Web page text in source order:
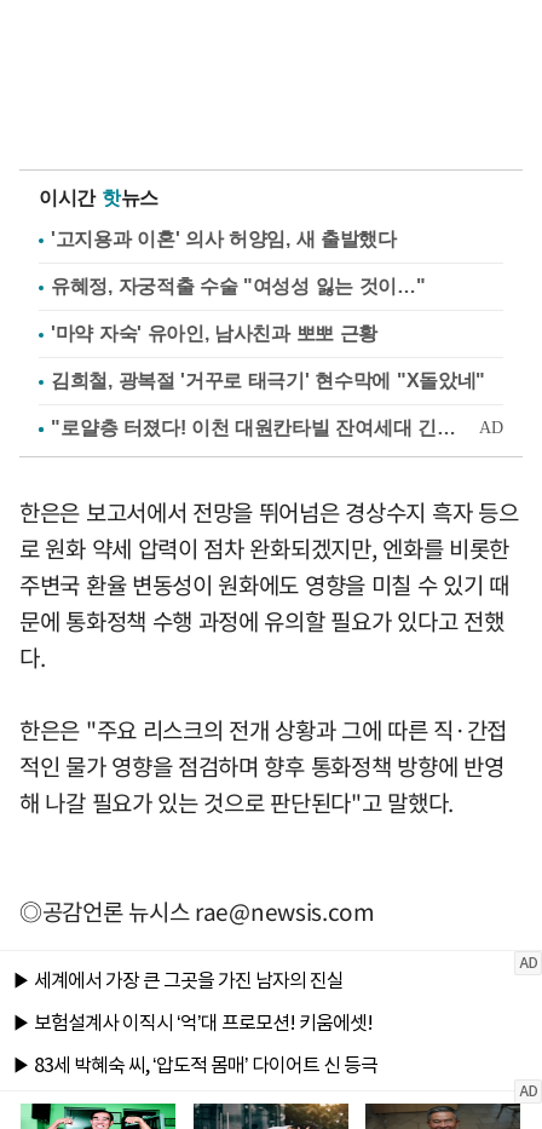
이시간 핫뉴스
'고지용과 이혼' 의사 허양임, 새 출발했다
유혜정, 자궁적출 수술 "여성성 잃는 것이…"
'마약 자숙' 유아인, 남사친과 뽀뽀 근황
김희철, 광복절 '거꾸로 태극기' 현수막에 "X돌았네"
한은은 보고서에서 전망을 뛰어넘은 경상수지 흑자 등으
로 원화 약세 압력이 점차 완화되겠지만, 엔화를 비롯한
주변국 환율 변동성이 원화에도 영향을 미칠 수 있기 때
문에 통화정책 수행 과정에 유의할 필요가 있다고 전했
다.
한은은 "주요 리스크의 전개 상황과 그에 따른 직·간접
적인 물가 영향을 점검하며 향후 통화정책 방향에 반영
해 나갈 필요가 있는 것으로 판단된다"고 말했다.
◎공감언론 뉴시스rae@newsis.com